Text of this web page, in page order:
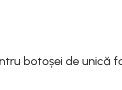
botoșei de unică